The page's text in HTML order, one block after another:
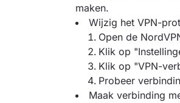
maken.
Wijzig het VPN-
Open de
Klik op
Klik op "VPN-
Probeer
Maak verbinding